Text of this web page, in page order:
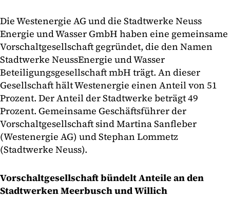
Die Westenergie AG und die Stadtwerke Neuss
Energie und Wasser GmbH haben eine gemeinsame
Vorschaltgesellschaft gegründet, die den Namen
Stadtwerke NeussEnergie und Wasser
Beteiligungsgesellschaft mbH trägt. An dieser
Gesellschaft hält Westenergie einen Anteil von 51
Prozent. Der Anteil der Stadtwerke beträgt 49
Prozent. Gemeinsame Geschäftsführer der
Vorschaltgesellschaft sind Martina Sanfleber
(Westenergie AG) und Stephan Lommetz
(Stadtwerke Neuss).
Vorschaltgesellschaft bündelt Anteile an den
Stadtwerken Meerbusch und Willich